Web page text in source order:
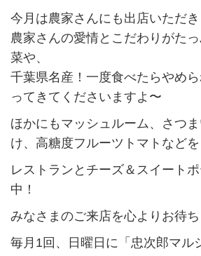
今月は農家さんにも出店いただき
農家さんの愛情とこだわりがた
菜や、
千葉県名産！一度食べたらやめ
ってきてくださいますよ〜
ほかにもマッシュルーム、さつ
け、高糖度フルーツトマトなどを
レストランとチーズ＆スイート
中！
みなさまのご来店を心よりお待ち
毎月1回、日曜日に「忠次郎マル